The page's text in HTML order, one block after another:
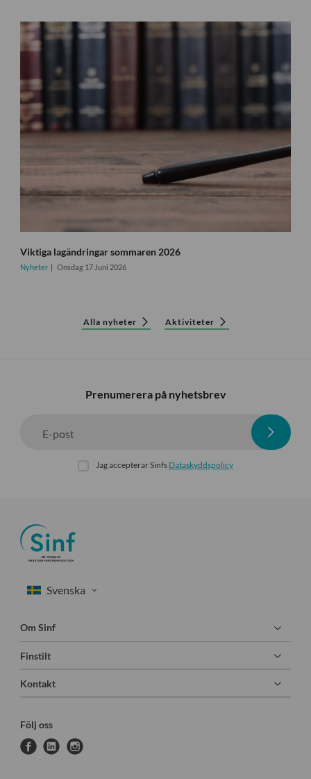
Viktiga lagändringar sommaren 2026
Nyheter Onsdag 17 Juni 2026
Alla nyheter Aktiviteter
Prenumerera på nyhetsbrev
E-post
Jag accepterar Sinfs Dataskyddspolicy
Om Sinf
Finstilt
Kontakt
Följ oss
f
l
i